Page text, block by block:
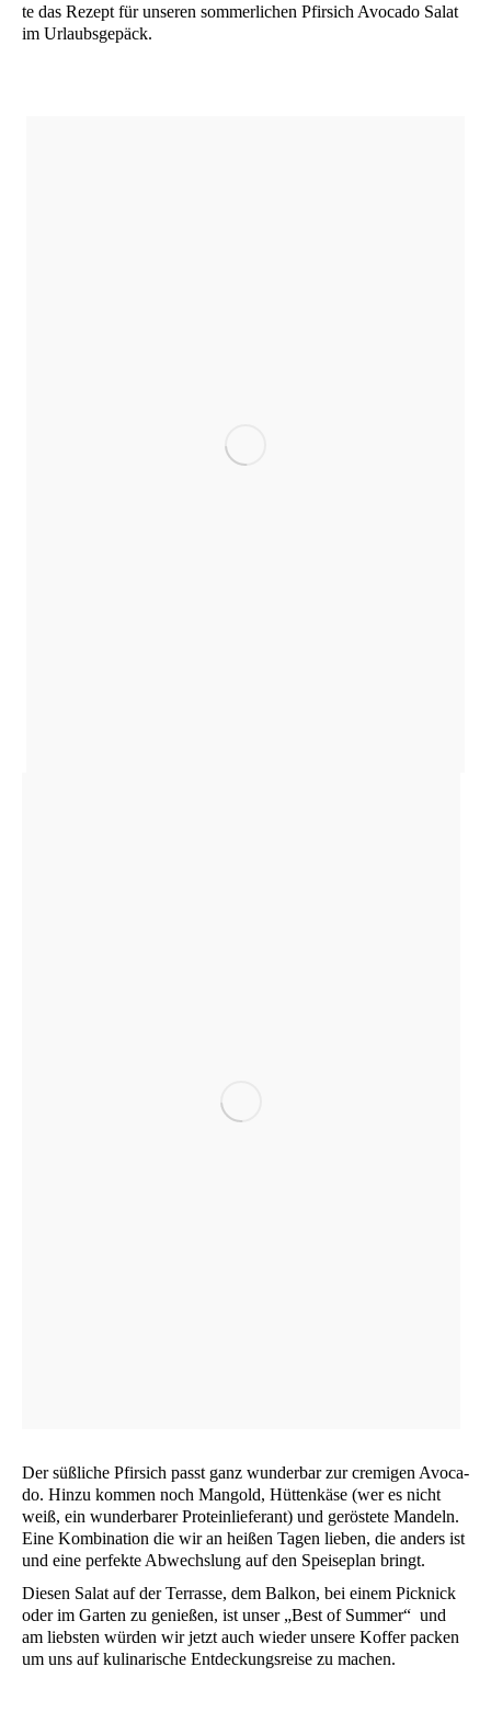
te das Rezept für unse­ren som­mer­li­chen Pfir­sich Avo­ca­do Salat
im Urlaubsgepäck.
Der süß­li­che Pfir­sich passt ganz wun­der­bar zur cre­mi­gen Avo­ca­
do. Hin­zu kom­men noch Man­gold, Hüt­ten­kä­se (wer es nicht
weiß, ein wun­der­ba­rer Pro­te­in­lie­fe­rant) und gerös­te­te Man­deln.
Eine Kom­bi­na­ti­on die wir an hei­ßen Tagen lie­ben, die anders ist
und eine per­fek­te Abwechs­lung auf den Spei­se­plan bringt.
Die­sen Salat auf der Ter­ras­se, dem Bal­kon, bei einem Pick­nick
oder im Gar­ten zu genie­ßen, ist unser „Best of Sum­mer“ und
am liebs­ten wür­den wir jetzt auch wie­der unse­re Kof­fer packen
um uns auf kuli­na­ri­sche Ent­de­ckungs­rei­se zu machen.